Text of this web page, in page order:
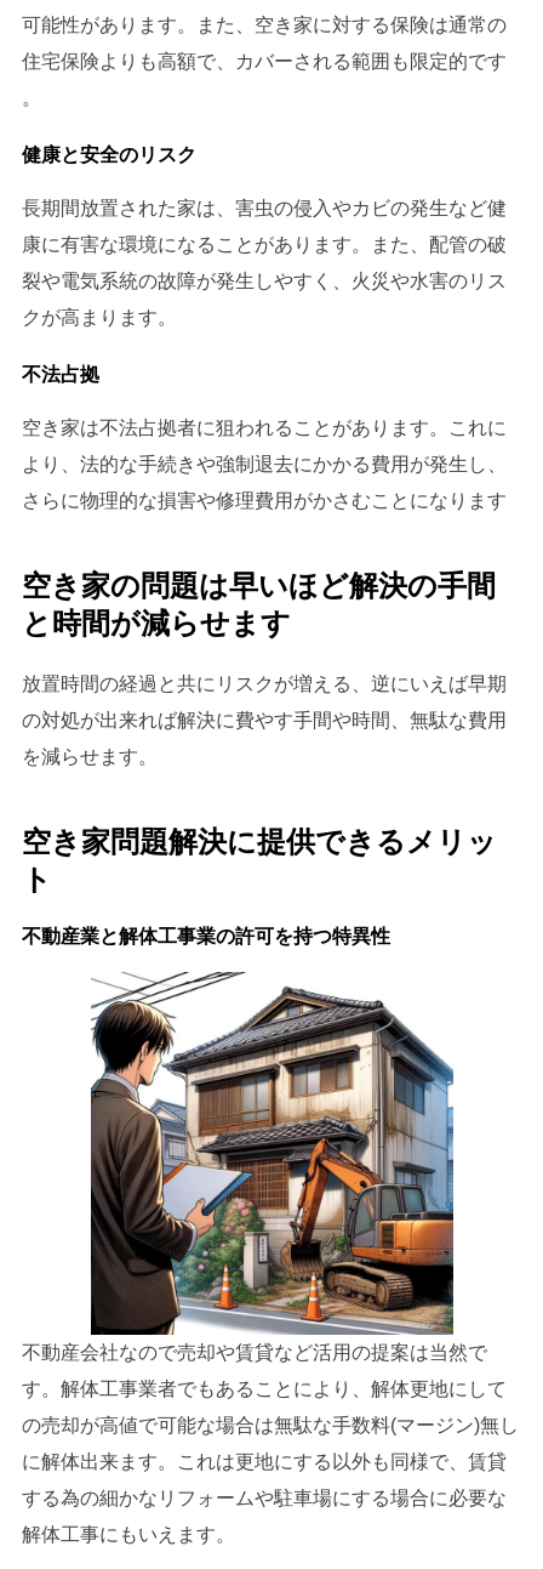
可能性があります。また、空き家に対する保険は通常の
住宅保険よりも高額で、カバーされる範囲も限定的です​
。
健康と安全のリスク
長期間放置された家は、害虫の侵入やカビの発生など健
康に有害な環境になることがあります。また、配管の破
裂や電気系統の故障が発生しやすく、火災や水害のリス
クが高まります。
不法占拠
空き家は不法占拠者に狙われることがあります。これに
より、法的な手続きや強制退去にかかる費用が発生し、
さらに物理的な損害や修理費用がかさむことになります
空き家の問題は早いほど解決の手間
と時間が減らせます
放置時間の経過と共にリスクが増える、逆にいえば早期
の対処が出来れば解決に費やす手間や時間、無駄な費用
を減らせます。
空き家問題解決に提供できるメリッ
ト
不動産業と解体工事業の許可を持つ特異性
不動産会社なので売却や賃貸など活用の提案は当然で
す。解体工事業者でもあることにより、 解体更地にして
の売却が高値で可能な場合は無駄な手数料(マージン)無し
に解体出来ます。
これは更地にする以外も同様で、賃貸
する為の細かなリフォームや駐車場にする場合に必要な
解体工事にもいえます。